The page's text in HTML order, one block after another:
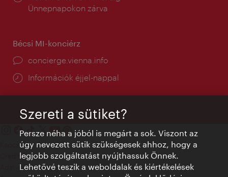
tartás:
Ünnepnapokon zárva
Bécsi MI-konciérz
concierge.vienna.info
Információk éjjel-nappal
Kapcsolat
Credits
Adatvédelmi nyilatkozat
Szereti a sütiket?
Persze néha a jóból is megárt a sok. Viszont az
úgy nevezett sütik szükségesek ahhoz, hogy a
legjobb szolgáltatást nyújthassuk Önnek.
Lehetővé teszik a weboldalak és kiértékelések